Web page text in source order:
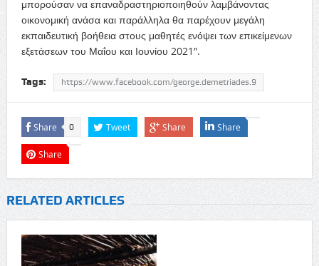
μπορούσαν να επαναδραστηριοποιηθούν λαμβάνοντας
οικονομική ανάσα και παράλληλα θα παρέχουν μεγάλη
εκπαιδευτική βοήθεια στους μαθητές ενόψει των επικείμενων
εξετάσεων του Μαΐου και Ιουνίου 2021″.
Tags: https://www.facebook.com/george.demetriades.9
Share 0 Tweet Share Share
Share
RELATED ARTICLES